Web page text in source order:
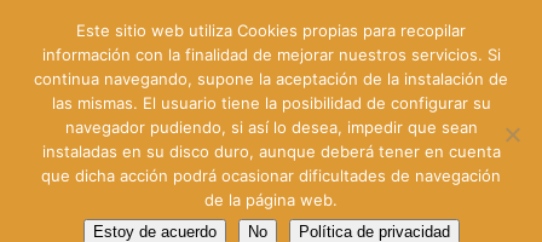
Este sitio web utiliza Cookies propias para recopilar
información con la finalidad de mejorar nuestros servicios. Si
continua navegando, supone la aceptación de la instalación de
las mismas. El usuario tiene la posibilidad de configurar su
navegador pudiendo, si así lo desea, impedir que sean
instaladas en su disco duro, aunque deberá tener en cuenta
que dicha acción podrá ocasionar dificultades de navegación
de la página web.
Estoy de acuerdo No Política de privacidad